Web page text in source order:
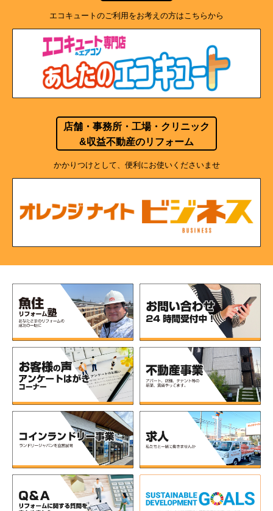
エコキュートのご利用をお考えの方はこちらから
店舗・事務所・工場・クリニック
&収益不動産のリフォーム
かかりつけとして、便利にお使いくださいませ